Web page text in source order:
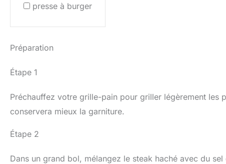
presse à burger
Préparation
Étape 1
Préchauffez votre grille-pain pour griller légèrement les
conservera mieux la garniture.
Étape 2
Dans un grand bol, mélangez le steak haché avec du